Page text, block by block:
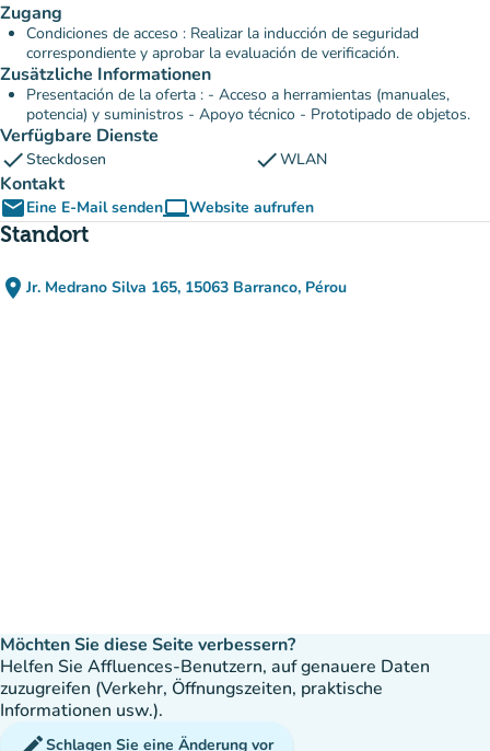
Zugang
Condiciones de acceso : Realizar la inducción de seguridad
correspondiente y aprobar la evaluación de verificación.
Zusätzliche Informationen
Presentación de la oferta : - Acceso a herramientas (manuales,
potencia) y suministros - Apoyo técnico - Prototipado de objetos.
Verfügbare Dienste
checkSteckdosen checkWLAN
Kontakt
emailEine E-Mail sendencomputerWebsite aufrufen
(new tab)
Standort
placeJr. Medrano Silva 165, 15063 Barranco, Pérou
(in Google Maps öffnen)
(new tab)
Möchten Sie diese Seite verbessern?
Helfen Sie Affluences-Benutzern, auf genauere Daten
zuzugreifen (Verkehr, Öffnungszeiten, praktische
Informationen usw.).
editSchlagen Sie eine Änderung vor